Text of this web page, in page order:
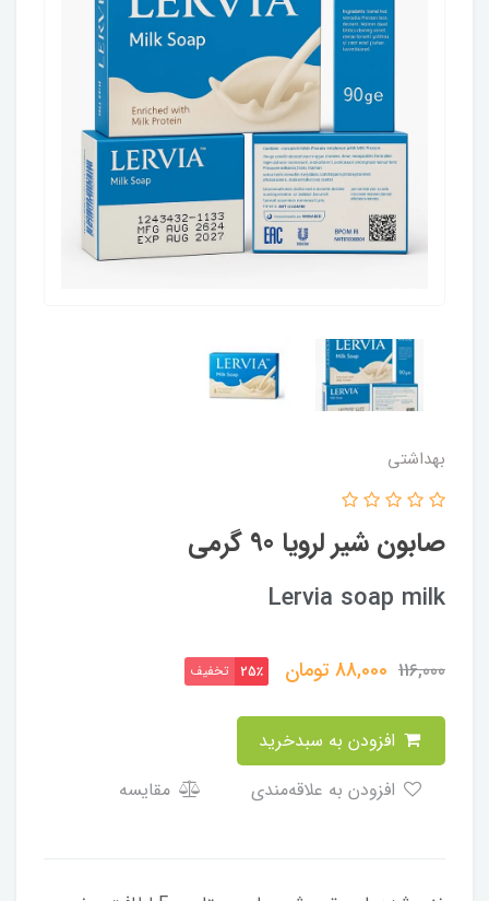
بهداشتی
صابون شیر لرویا 90 گرمی
Lervia soap milk
116,000
88,000تومان 25٪ تخفیف
مقایسه